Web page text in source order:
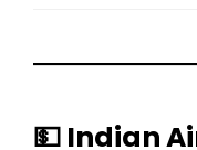
💵 Indian